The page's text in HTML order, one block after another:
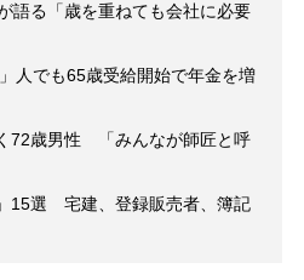
語る「歳を重ねても会社に必要
人でも65歳受給開始で年金を増
72歳男性 「みんなが師匠と呼
15選 宅建、登録販売者、簿記